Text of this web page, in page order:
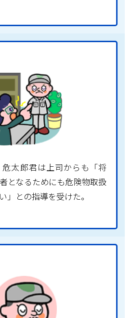
太郎君は上司からも「将
となるためにも危険物取扱
」との指導を受けた。